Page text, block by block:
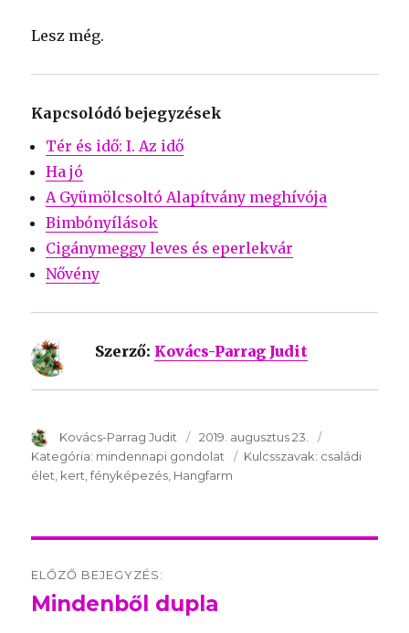
Lesz még.
Kapcsolódó bejegyzések
Tér és idő: I. Az idő
Ha jó
A Gyümölcsoltó Alapítvány meghívója
Bimbónyílások
Cigánymeggy leves és eperlekvár
Nővény
Szerző: Kovács-Parrag Judit
SzerzÅ
Kovács-Parrag Judit Közzétéve:
2019. augusztus 23.
Kategória: Kategória:
mindennapi gondolat Kulcsszavak: Kulcsszavak:
családi
élet kert fényképezés Hangfarm
navigation
ELŐZŐ BEJEGYZÉS:
Előző
Mindenből dupla